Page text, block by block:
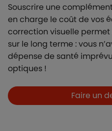
Souscrire une
en charge le coût de vos
correction visuelle
sur le long terme : vous
dépense de santé
optiques !
Boutons et liensFaire un